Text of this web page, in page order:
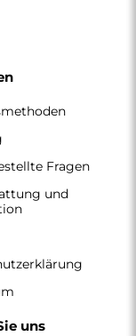
Fragen
und
uns